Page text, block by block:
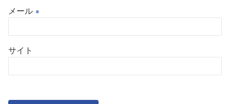
メール ※
サイト